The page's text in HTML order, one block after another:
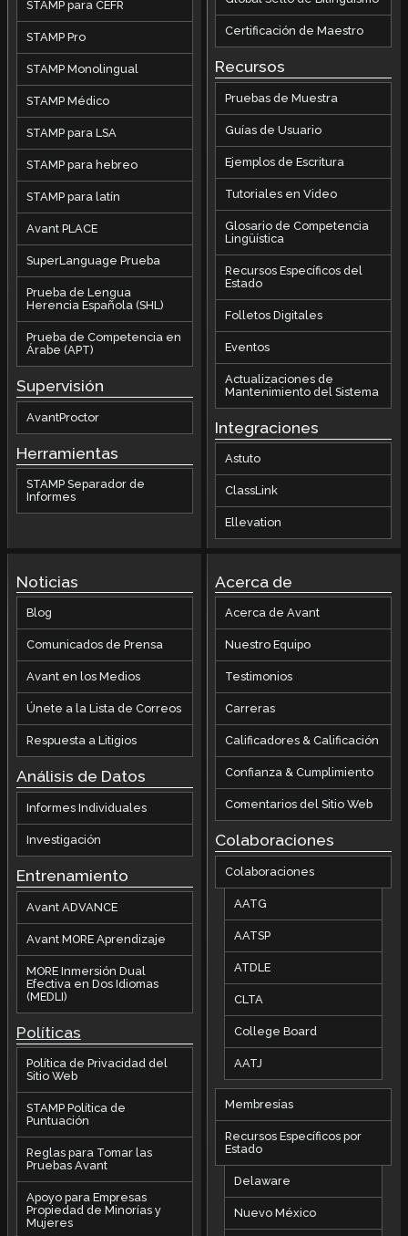
STAMP para CEFR
STAMP Pro
STAMP Monolingual
STAMP Médico
STAMP para LSA
STAMP para hebreo
STAMP para latín
Avant PLACE
SuperLanguage Prueba
Prueba de Lengua
Herencia Española (SHL)
Prueba de Competencia en
Árabe (APT)
Supervisión
AvantProctor
Herramientas
STAMP Separador de
Informes
Certificación de Maestro
Recursos
Pruebas de Muestra
Guías de Usuario
Ejemplos de Escritura
Tutoriales en Video
Glosario de Competencia
Lingüística
Recursos Específicos del
Estado
Folletos Digitales
Eventos
Actualizaciones de
Mantenimiento del Sistema
Integraciones
Astuto
ClassLink
Ellevation
Noticias
Blog
Comunicados de Prensa
Avant en los Medios
Únete a la Lista de Correos
Respuesta a Litigios
Análisis de Datos
Informes Individuales
Investigación
Entrenamiento
Avant ADVANCE
Avant MORE Aprendizaje
MORE Inmersión Dual
Efectiva en Dos Idiomas
(MEDLI)
Políticas
Política de Privacidad del
Sitio Web
STAMP Política de
Puntuación
Reglas para Tomar las
Pruebas Avant
Apoyo para Empresas
Propiedad de Minorías y
Mujeres
Acerca de
Acerca de Avant
Nuestro Equipo
Testimonios
Carreras
Calificadores & Calificación
Confianza & Cumplimiento
Comentarios del Sitio Web
Colaboraciones
Colaboraciones
AATG
AATSP
ATDLE
CLTA
College Board
AATJ
Membresías
Recursos Específicos por
Estado
Delaware
Nuevo México